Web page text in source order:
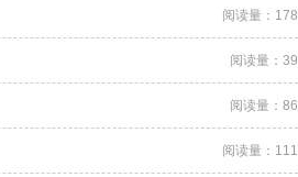
阅读量：178
阅读量：39
阅读量：86
阅读量：111